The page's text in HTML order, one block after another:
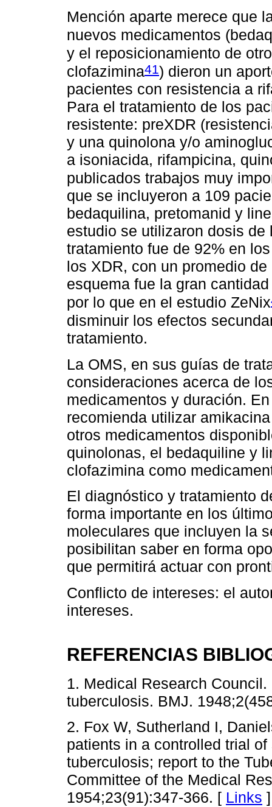
Mención aparte merece que
nuevos medicamentos
y el reposicionamiento de
clofazimina41) dieron un
pacientes con resistencia a
Para el tratamiento de los
resistente: preXDR
y una quinolona y/o
a isoniacida, rifampicina,
publicados trabajos muy
que se incluyeron a 109
bedaquilina, pretomanid y
estudio se utilizaron dosis
tratamiento fue de 92% en
los XDR, con un promedio
esquema fue la gran
por lo que en el estudio ZeNix
disminuir los efectos
tratamiento.
La OMS, en sus guías de
consideraciones acerca de
medicamentos y duración.
recomienda utilizar
otros medicamentos
quinolonas, el bedaquiline y
clofazimina como
El diagnóstico y tratamiento
forma importante en los
moleculares que incluyen la
posibilitan saber en forma
que permitirá actuar con
Conflicto de intereses: el
intereses.
REFERENCIAS
1. Medical Research
tuberculosis. BMJ.
2. Fox W, Sutherland I,
patients in a controlled trial
tuberculosis; report to the
Committee of the Medical
1954;23(91):347-366. [ Links ]